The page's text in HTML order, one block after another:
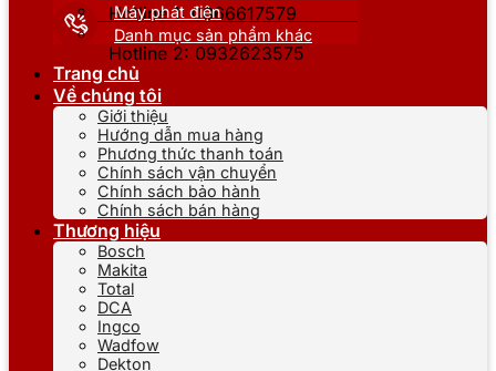
Hotline 1: 0866617579
Hotline 2: 0932623575
Máy phát điện
Danh mục sản phẩm khác
Trang chủ
Về chúng tôi
Giới thiệu
Hướng dẫn mua hàng
Phương thức thanh toán
Chính sách vận chuyển
Chính sách bảo hành
Chính sách bán hàng
Thương hiệu
Bosch
Makita
Total
DCA
Ingco
Wadfow
Dekton